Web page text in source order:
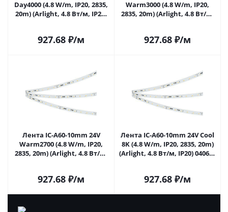
Day4000 (4.8 W/m, IP20, 2835,
20m) (Arlight, 4.8 Вт/м, IP20)
927.68 ₽/м
Warm3000 (4.8 W/m, IP20,
2835, 20m) (Arlight, 4.8 Вт/м,
927.68 ₽/м
Лента IC-A60-10mm 24V
Warm2700 (4.8 W/m, IP20,
2835, 20m) (Arlight, 4.8 Вт/м,
927.68 ₽/м
Лента IC-A60-10mm 24V Cool
8K (4.8 W/m, IP20, 2835, 20m)
(Arlight, 4.8 Вт/м, IP20) 040665
927.68 ₽/м